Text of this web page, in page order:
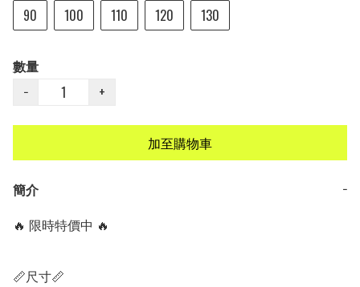
90
100 110 120 130
數量
−
+
加至購物車
簡介
−
🔥 限時特價中 🔥
📏尺寸📏